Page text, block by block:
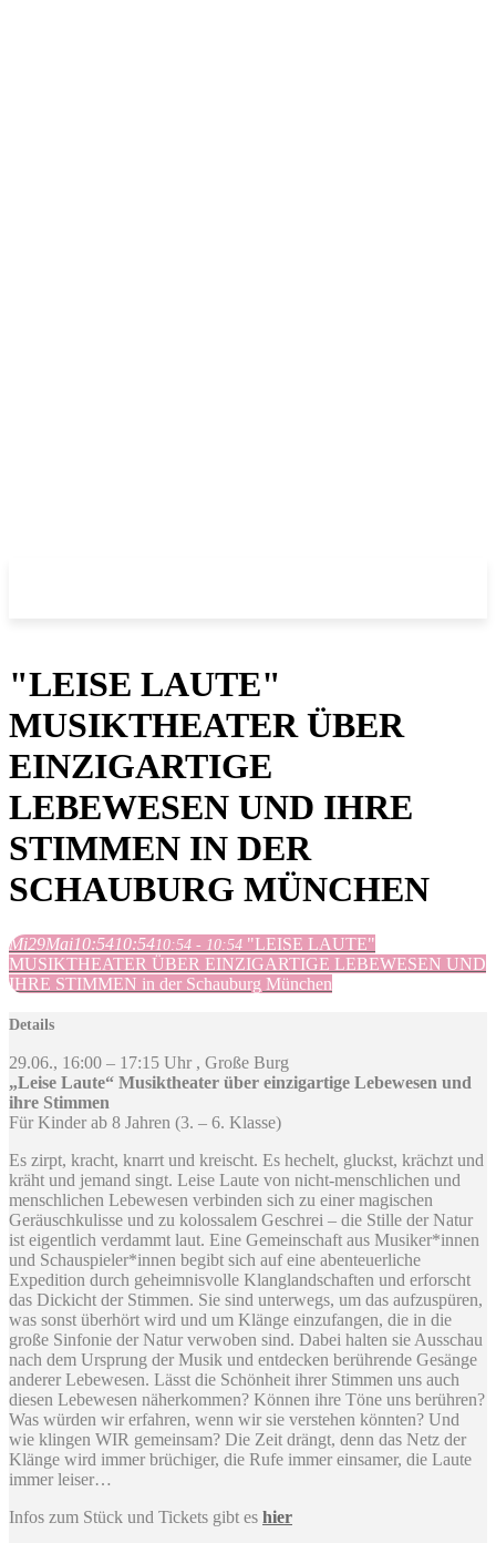
"LEISE LAUTE"
MUSIKTHEATER ÜBER
EINZIGARTIGE
LEBEWESEN UND IHRE
STIMMEN IN DER
SCHAUBURG MÜNCHEN
Mi29Mai10:5410:5410:54 - 10:54 "LEISE LAUTE"
MUSIKTHEATER ÜBER EINZIGARTIGE LEBEWESEN UND
IHRE STIMMEN in der Schauburg München
Details
29.06., 16:00 – 17:15 Uhr , Große Burg
„Leise Laute“ Musiktheater über einzigartige Lebewesen und
ihre Stimmen
Für Kinder ab 8 Jahren (3. – 6. Klasse)
Es zirpt, kracht, knarrt und kreischt. Es hechelt, gluckst, krächzt und
kräht und jemand singt. Leise Laute von nicht-menschlichen und
menschlichen Lebewesen verbinden sich zu einer magischen
Geräuschkulisse und zu kolossalem Geschrei – die Stille der Natur
ist eigentlich verdammt laut. Eine Gemeinschaft aus Musiker*innen
und Schauspieler*innen begibt sich auf eine abenteuerliche
Expedition durch geheimnisvolle Klanglandschaften und erforscht
das Dickicht der Stimmen. Sie sind unterwegs, um das aufzuspüren,
was sonst überhört wird und um Klänge einzufangen, die in die
große Sinfonie der Natur verwoben sind. Dabei halten sie Ausschau
nach dem Ursprung der Musik und entdecken berührende Gesänge
anderer Lebewesen. Lässt die Schönheit ihrer Stimmen uns auch
diesen Lebewesen näherkommen? Können ihre Töne uns berühren?
Was würden wir erfahren, wenn wir sie verstehen könnten? Und
wie klingen WIR gemeinsam? Die Zeit drängt, denn das Netz der
Klänge wird immer brüchiger, die Rufe immer einsamer, die Laute
immer leiser…
Infos zum Stück und Tickets gibt es hier